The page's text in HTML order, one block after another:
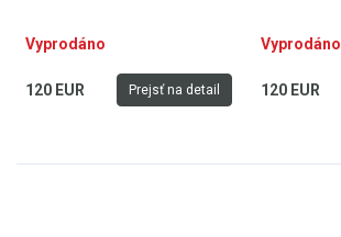
Vyprodáno
120 EUR Prejsť na detail
Vyprodáno
120 EUR